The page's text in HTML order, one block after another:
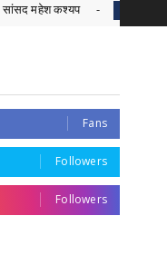
Bastar News
Fans
Followers
Followers